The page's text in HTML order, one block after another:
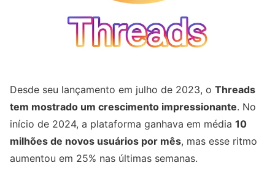
Desde seu lançamento em julho de 2023, o Threads
tem mostrado um crescimento impressionante. No
início de 2024, a plataforma ganhava em média 10
milhões de novos usuários por mês, mas esse ritmo
aumentou em 25% nas últimas semanas.